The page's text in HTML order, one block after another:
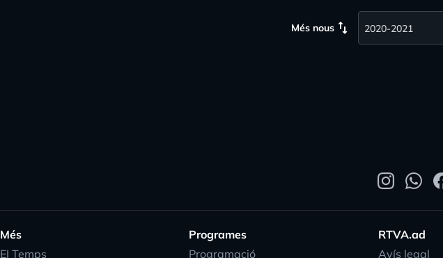
Més nous swap_vert
Més
EI Temps
Programes
Programació
RTVA.ad
Avís legal